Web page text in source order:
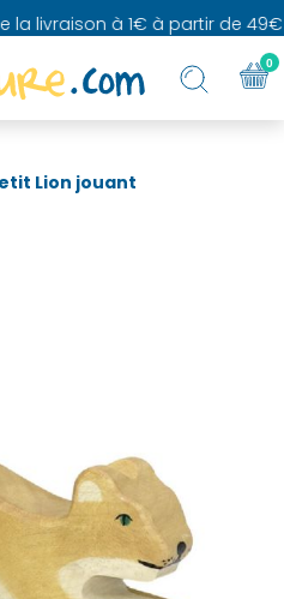
la livraison à 1€ à partir de 49€
Lion jouant
0